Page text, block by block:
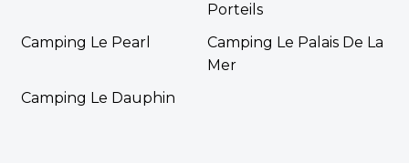
Porteils
Camping Le Pearl
Camping Le Palais De La
Mer
Camping Le Dauphin